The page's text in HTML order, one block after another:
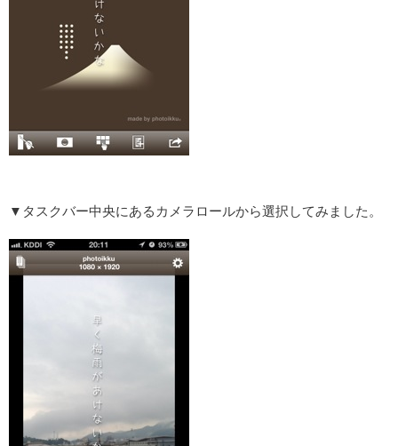
▼タスクバー中央にあるカメラロールから選択してみました。